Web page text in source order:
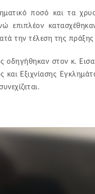
ποσό και τα
επιπλέον
την τέλεση της
οδηγήθηκαν στον κ.
και Εξιχνίασης